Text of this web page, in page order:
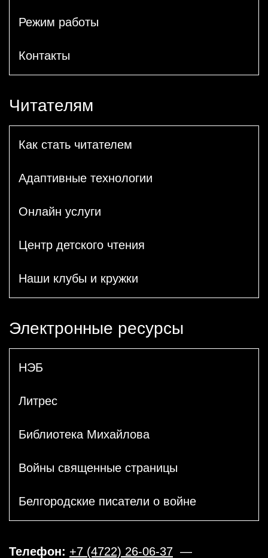
Режим работы
Контакты
Читателям
Как стать читателем
Адаптивные технологии
Онлайн услуги
Центр детского чтения
Наши клубы и кружки
Электронные ресурсы
НЭБ
Литрес
Библиотека Михайлова
Войны священные страницы
Белгородские писатели о войне
Телефон: +7 (4722) 26-06-37 —